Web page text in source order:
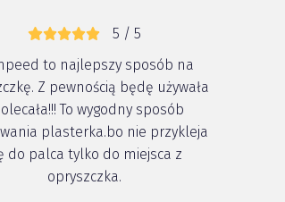
5 / 5
to najlepszy sposób na
Z pewnością będę używała
To wygodny sposób
plasterka.bo nie przykleja
do palca tylko do miejsca z
opryszczka.